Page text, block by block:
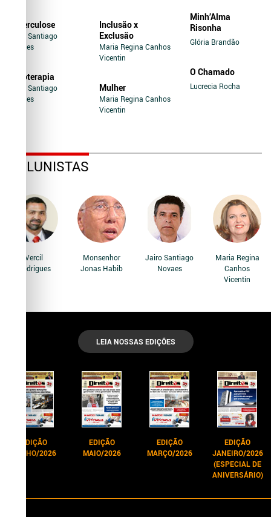
Tuberculose
Jairo Santiago
Novaes
Soroterapia
Jairo Santiago
Novaes
Inclusão x
Exclusão
Maria Regina Canhos
Vicentin
Mulher
Maria Regina Canhos
Vicentin
Minh’Alma
Risonha
Glória Brandão
O Chamado
Lucrecia Rocha
COLUNISTAS
Vercil
Rodrigues
Monsenhor
Jonas Habib
Jairo Santiago
Novaes
Maria Regina
Canhos
Vicentin
LEIA NOSSAS EDIÇÕES
EDIÇÃO
JUNHO/2026
EDIÇÃO
MAIO/2026
EDIÇÃO
MARÇO/2026
EDIÇÃO
JANEIRO/2026
(ESPECIAL DE
ANIVERSÁRIO)